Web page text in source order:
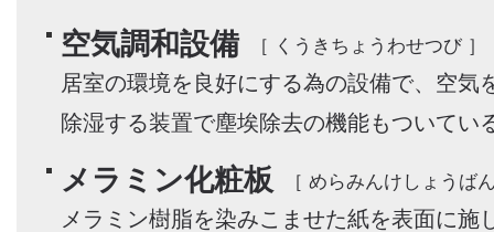
空気調和設備 ［ くうきちょうわせつび ］
居室の環境を良好にする為の設備で、空気
除湿する装置で塵埃除去の機能もついてい
メラミン化粧板 ［ めらみんけしょうば
メラミン樹脂を染みこませた紙を表面に施